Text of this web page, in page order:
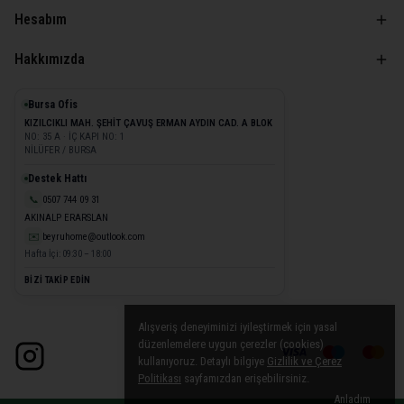
Alışveriş deneyiminizi iyileştirmek için yasal
düzenlemelere uygun çerezler (cookies)
kullanıyoruz. Detaylı bilgiye Gizlilik ve Çerez
Politikası sayfamızdan erişebilirsiniz.
Anladım
Hesabım
Hakkımızda
Bursa Ofis
KIZILCIKLI MAH. ŞEHİT ÇAVUŞ ERMAN AYDIN CAD. A BLOK
NO: 35 A · İÇ KAPI NO: 1
NİLÜFER / BURSA
Destek Hattı
📞 0507 744 09 31
AKINALP ERARSLAN
✉️ beyruhome@outlook.com
Hafta İçi: 09:30 – 18:00
BİZİ TAKİP EDİN